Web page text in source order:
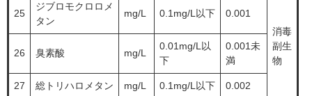
消毒
副生
物
25
ジブロモクロロメ
タン
mg/L 0.1mg/L以下 0.001
26 臭素酸 mg/L
0.01mg/L以
下
0.001未
満
27 総トリハロメタン mg/L 0.1mg/L以下 0.002